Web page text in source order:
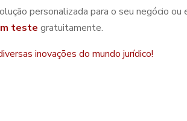
personalizada para o seu negócio ou
teste gratuitamente.
inovações do mundo jurídico!